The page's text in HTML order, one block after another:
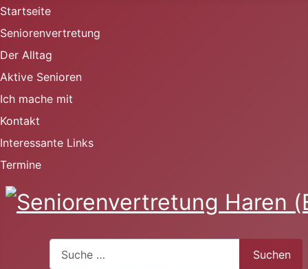
Startseite
Seniorenvertretung
Der Alltag
Aktive Senioren
Ich mache mit
Kontakt
Interessante Links
Termine
Suchen